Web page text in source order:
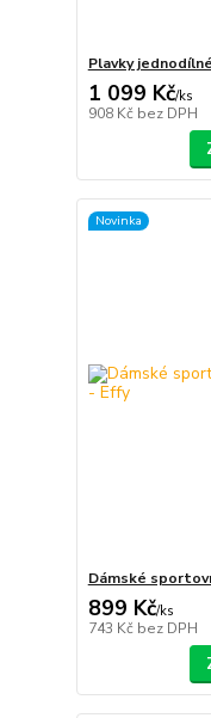
Plavky
1 099 Kč/ks
908 Kč bez DPH
Novinka
Dámské
899 Kč/ks
743 Kč bez DPH